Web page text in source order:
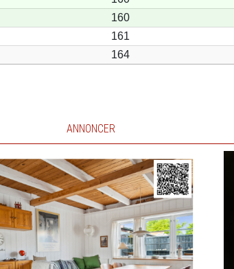
160
161
164
ANNONCER